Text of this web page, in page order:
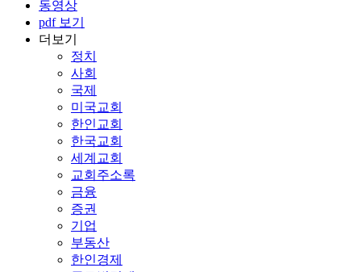
동영상
pdf 보기
더보기
정치
사회
국제
미국교회
한인교회
한국교회
세계교회
교회주소록
금융
증권
기업
부동산
한인경제